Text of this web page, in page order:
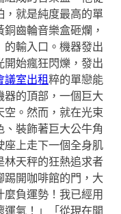
，就是純度最高的單
齒輪音樂盒砸爛，
輸入口。機器發出
始瘋狂閃爍，發出
議室出租粹的單戀能
器的頂部，一個巨大
空。然而，就在光束
裝飾著巨大公牛角
座上走下一個全身肌
林天秤的狂熱追求者
開咖啡館的門，大
麼負運勢！我已經用
氣！」「從現在開